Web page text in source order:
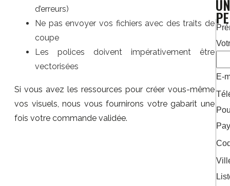
d’erreurs)
Ne pas envoyer vos fichiers avec des traits de
coupe
Les polices doivent impérativement être
vectorisées
Si vous avez les ressources pour créer vous-même
vos visuels, nous vous fournirons votre gabarit une
fois votre commande validée.
E-